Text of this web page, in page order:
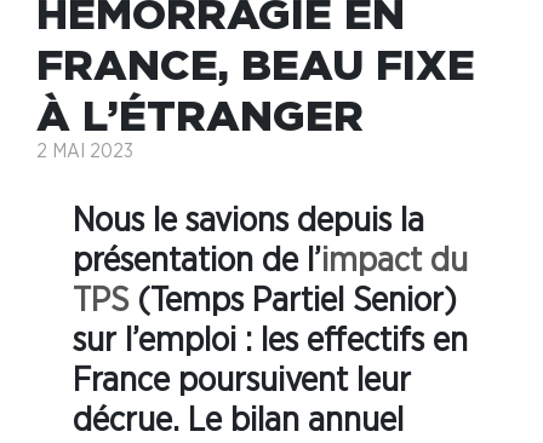
HÉMORRAGIE EN
FRANCE, BEAU FIXE
À L’ÉTRANGER
2 MAI 2023
Nous le savions depuis la
présentation de l’impact du
TPS(Temps Partiel Senior)
sur l’emploi : les effectifs en
France poursuivent leur
décrue. Le bilan annuel